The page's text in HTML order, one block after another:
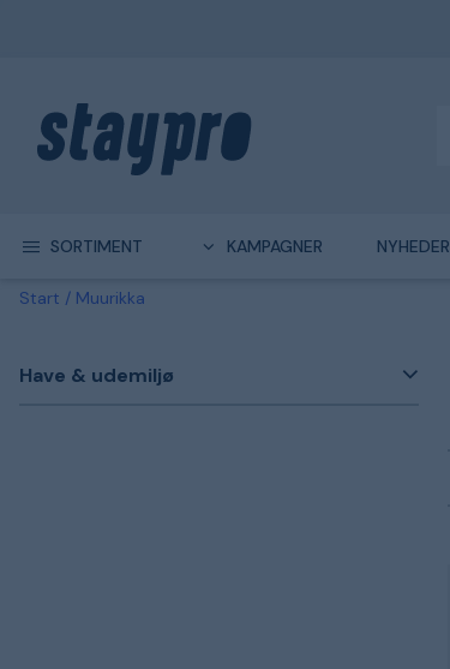
SORTIMENT KAMPAGNER NYHEDER
Start Muurikka
Have & udemiljø